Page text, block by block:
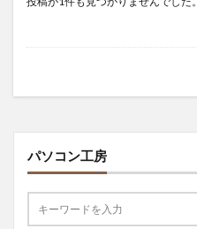
パソコン工房